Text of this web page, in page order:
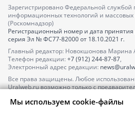
Зарегистрировано Федеральной службой
информационных технологий и
(Роскомнадзор)
Регистрационный номер и дата
серия Эл № ФС77-82000от 18.10.2021 г.
Главный редактор: Новокшонова Марина
Телефон редакции: +7 (912) 244-87-87,
Электронный адрес редакции:
Все права защищены. Любое
Uralweb.ru возможно только с
По вопросам размещения рекламы
Мы используем cookie-файлы